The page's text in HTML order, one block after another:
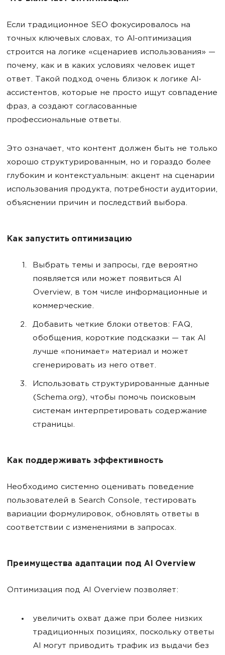
Если традиционное SEO фокусировалось на
точных ключевых словах, то AI-оптимизация
строится на логике «сценариев использования» —
почему, как и в каких условиях человек ищет
ответ. Такой подход очень близок к логике AI-
ассистентов, которые не просто ищут совпадение
фраз, а создают согласованные
профессиональные ответы.
Это означает, что контент должен быть не только
хорошо структурированным, но и гораздо более
глубоким и контекстуальным: акцент на сценарии
использования продукта, потребности аудитории,
объяснении причин и последствий выбора.
Как запустить оптимизацию
Выбрать темы и запросы, где вероятно
появляется или может появиться AI
Overview, в том числе информационные и
коммерческие.
Добавить четкие блоки ответов: FAQ,
обобщения, короткие подсказки — так AI
лучше «понимает» материал и может
сгенерировать из него ответ.
Использовать структурированные данные
(Schema.org), чтобы помочь поисковым
системам интерпретировать содержание
страницы.
Как поддерживать эффективность
Необходимо системно оценивать поведение
пользователей в Search Console, тестировать
вариации формулировок, обновлять ответы в
соответствии с изменениями в запросах.
Преимущества адаптации под AI Overview
Оптимизация под AI Overview позволяет:
увеличить охват даже при более низких
традиционных позициях, поскольку ответы
AI могут приводить трафик из выдачи без